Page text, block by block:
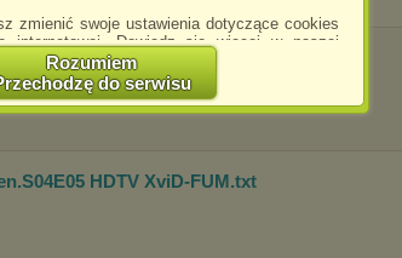
zmienić swoje ustawienia dotyczące cookies
internetowej. Dowiedz się więcej w naszej
http://chomikuj.pl/PolitykaPrywatnosci.aspx
że zmiana ustawień przeglądarki może
korzystania ze strony Chomikuj.pl.
serwisu chomikuj.pl.
cookies
Rozumiem
do serwisu
IMMERSE
HDTV XviD-FUM .txt